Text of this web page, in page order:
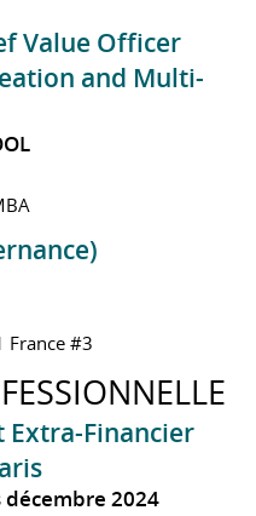
Value Officer
and Multi-
France #3
Extra-Financier
décembre 2024